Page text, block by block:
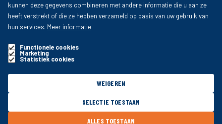
Gedempte Oude Gracht 30
2011 GR Haarlem
023 - 531 91 79
E: gog@schous.nl
kunnen deze gegevens combineren met andere informatie die u aan ze
heeft verstrekt of die ze hebben verzameld op basis van uw gebruik van
hun services. Meer informatie
Functionele cookies
Marketing
Statistiek cookies
WEIGEREN
SELECTIE TOESTAAN
ALLES TOESTAAN